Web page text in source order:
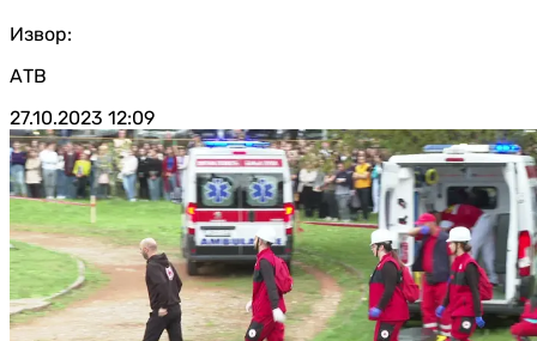
Извор:
АТВ
27.10.2023 12:09